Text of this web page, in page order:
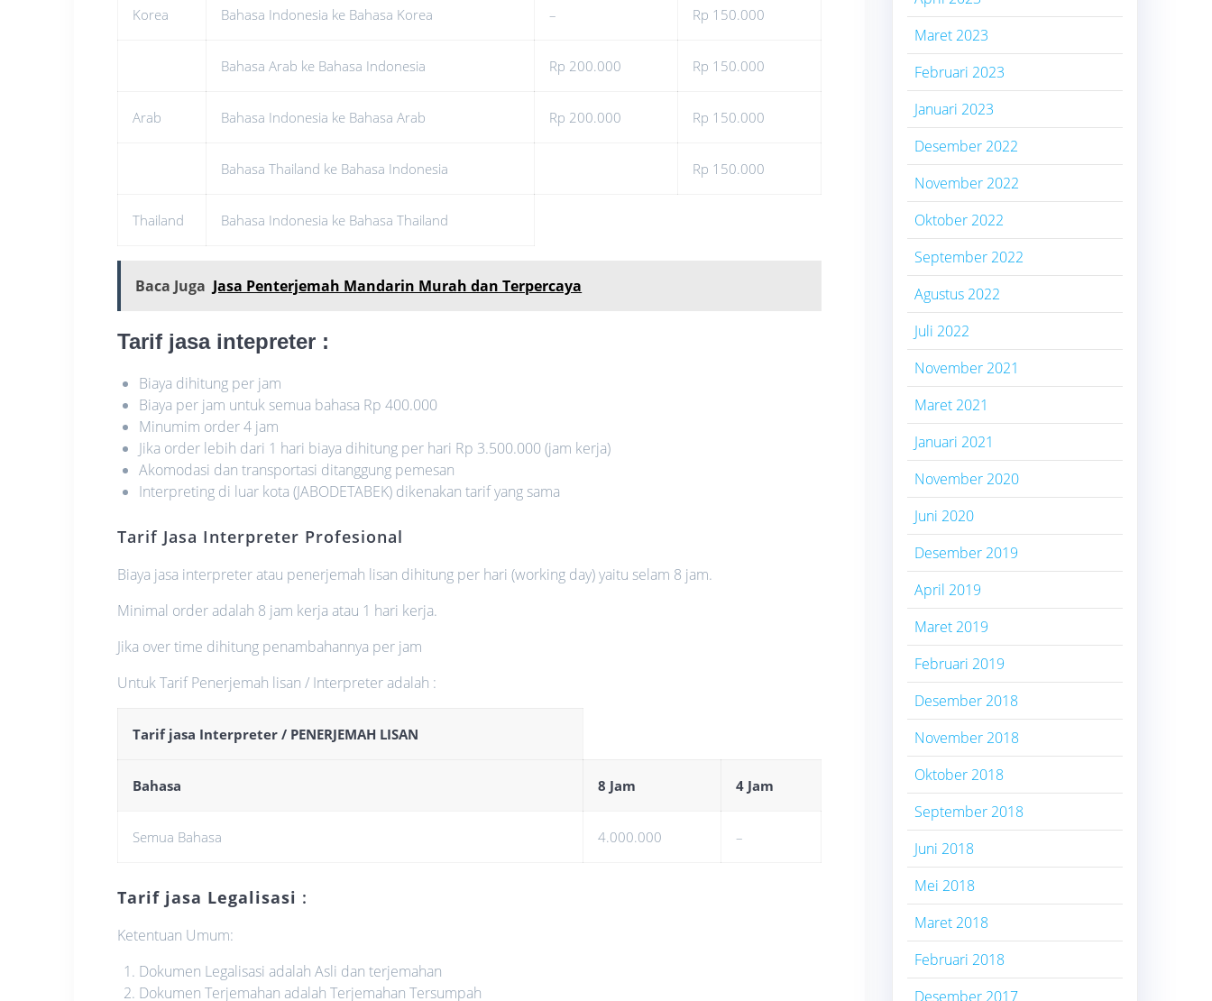
Korea Bahasa Indonesia ke Bahasa Korea – Rp 150.000
Bahasa Arab ke Bahasa Indonesia Rp 200.000 Rp 150.000
Arab Bahasa Indonesia ke Bahasa Arab Rp 200.000 Rp 150.000
Bahasa Thailand ke Bahasa Indonesia Rp 150.000
Thailand Bahasa Indonesia ke Bahasa Thailand
Baca Juga Jasa Penterjemah Mandarin Murah dan Terpercaya
Tarif jasa intepreter :
Biaya dihitung per jam
Biaya per jam untuk semua bahasa Rp 400.000
Minumim order 4 jam
Jika order lebih dari 1 hari biaya dihitung per hari Rp 3.500.000 (jam kerja)
Akomodasi dan transportasi ditanggung pemesan
Interpreting di luar kota (JABODETABEK) dikenakan tarif yang sama
Tarif Jasa Interpreter Profesional
Biaya jasa interpreter atau penerjemah lisan dihitung per hari (working day) yaitu selam 8 jam.
Minimal order adalah 8 jam kerja atau 1 hari kerja.
Jika over time dihitung penambahannya per jam
Untuk Tarif Penerjemah lisan / Interpreter adalah :
Tarif jasa Interpreter / PENERJEMAH LISAN
Bahasa 8 Jam 4 Jam
Semua Bahasa 4.000.000 –
Tarif jasa Legalisasi :
Ketentuan Umum:
Dokumen Legalisasi adalah Asli dan terjemahan
Dokumen Terjemahan adalah Terjemahan Tersumpah
Maret 2023
Februari 2023
Januari 2023
Desember 2022
November 2022
Oktober 2022
September 2022
Agustus 2022
Juli 2022
November 2021
Maret 2021
Januari 2021
November 2020
Juni 2020
Desember 2019
April 2019
Maret 2019
Februari 2019
Desember 2018
November 2018
Oktober 2018
September 2018
Juni 2018
Mei 2018
Maret 2018
Februari 2018
Desember 2017